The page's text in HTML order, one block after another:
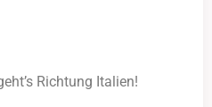
Richtung Italien!